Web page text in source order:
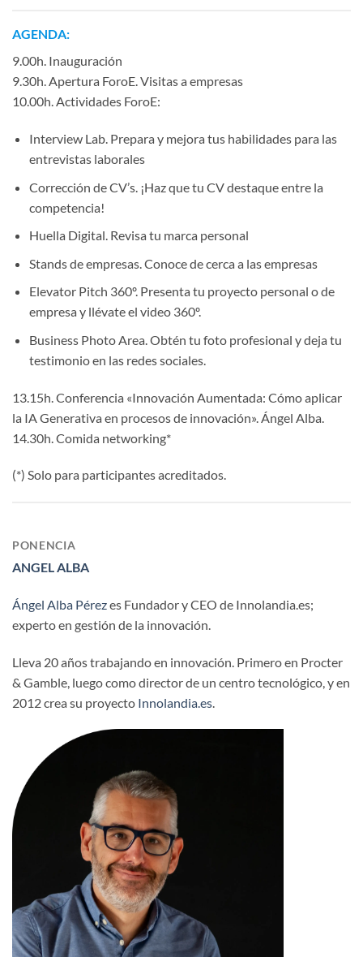
AGENDA:
9.00h. Inauguración
9.30h. Apertura ForoE. Visitas a empresas
10.00h. Actividades ForoE:
Interview Lab. Prepara y mejora tus habilidades para las
entrevistas laborales
Corrección de CV’s. ¡Haz que tu CV destaque entre la
competencia!
Huella Digital. Revisa tu marca personal
Stands de empresas. Conoce de cerca a las empresas
Elevator Pitch 360º. Presenta tu proyecto personal o de
empresa y llévate el video 360º.
Business Photo Area. Obtén tu foto profesional y deja tu
testimonio en las redes sociales.
13.15h. Conferencia «Innovación Aumentada: Cómo aplicar
la IA Generativa en procesos de innovación». Ángel Alba.
14.30h. Comida networking*
(*) Solo para participantes acreditados.
PONENCIA
ANGEL ALBA
Ángel Alba Pérezes Fundador y CEO de Innolandia.es;
experto en gestión de la innovación.
Lleva 20 años trabajando en innovación. Primero en Procter
& Gamble, luego como director de un centro tecnológico, y en
2012 crea su proyecto Innolandia.es